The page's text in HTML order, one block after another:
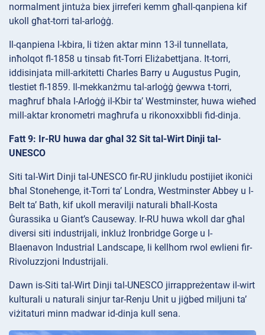
normalment jintuża biex jirreferi kemm għall-qanpiena kif
ukoll għat-torri tal-arloġġ.
Il-qanpiena l-kbira, li tiżen aktar minn 13-il tunnellata,
inħolqot fl-1858 u tinsab fit-Torri Eliżabettjana. It-torri,
iddisinjata mill-arkitetti Charles Barry u Augustus Pugin,
tlestiet fl-1859. Il-mekkanżmu tal-arloġġ ġewwa t-torri,
magħruf bħala l-Arloġġ il-Kbir ta’ Westminster, huwa wieħed
mill-aktar kronometri magħrufa u rikonoxxibbli fid-dinja.
Fatt 9: Ir-RU huwa dar għal 32 Sit tal-Wirt Dinji tal-
UNESCO
Siti tal-Wirt Dinji tal-UNESCO fir-RU jinkludu postijiet ikoniċi
bħal Stonehenge, it-Torri ta’ Londra, Westminster Abbey u l-
Belt ta’ Bath, kif ukoll meravilji naturali bħall-Kosta
Ġurassika u Giant’s Causeway. Ir-RU huwa wkoll dar għal
diversi siti industrijali, inkluż Ironbridge Gorge u l-
Blaenavon Industrial Landscape, li kellhom rwol ewlieni fir-
Rivoluzzjoni Industrijali.
Dawn is-Siti tal-Wirt Dinji tal-UNESCO jirrappreżentaw il-wirt
kulturali u naturali sinjur tar-Renju Unit u jiġbed miljuni ta’
viżitaturi minn madwar id-dinja kull sena.